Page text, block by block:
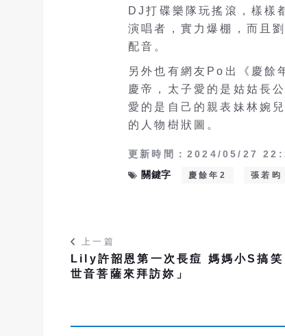
DJ打碟樂隊玩搖滾，樣樣
演唱者，實力爆棚，而且
配音。
另外也有網友Po出《慶餘
慶帝，太子愛的是姑姑長
愛的是自己的親表妹林婉
的人物樹狀圖。
更新時間：2024/05/27
關鍵字
慶餘年2 張若昀
上一篇
Lily許韶恩第一次長痘 媽媽小S搞笑
世音菩薩來拜訪妳」